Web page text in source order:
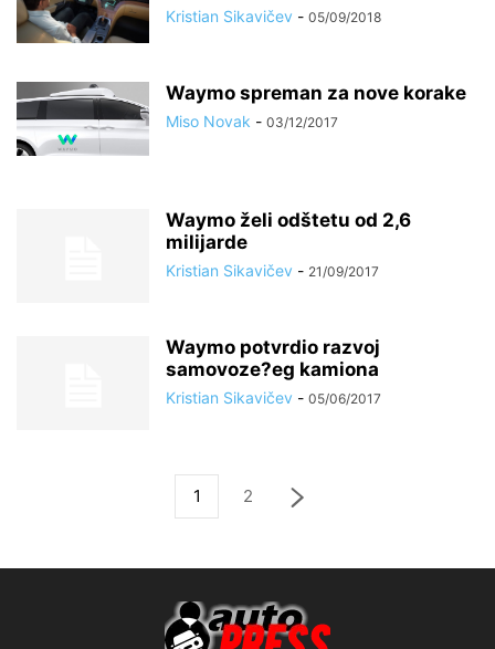
Kristian Sikavičev - 05/09/2018
Waymo spreman za nove korake
Miso Novak - 03/12/2017
Waymo želi odštetu od 2,6
milijarde
Kristian Sikavičev - 21/09/2017
Waymo potvrdio razvoj
samovoze?eg kamiona
Kristian Sikavičev - 05/06/2017
1 2